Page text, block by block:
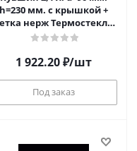
h=230 мм. с крышкой +
нерж Термостекло
Wilmax /1/12/**
1 922.20₽/шт
Под заказ